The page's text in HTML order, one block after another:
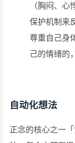
（胸闷、
保护机制来
尊重自己身
己的情绪的
自动化想法
正念的核心之一